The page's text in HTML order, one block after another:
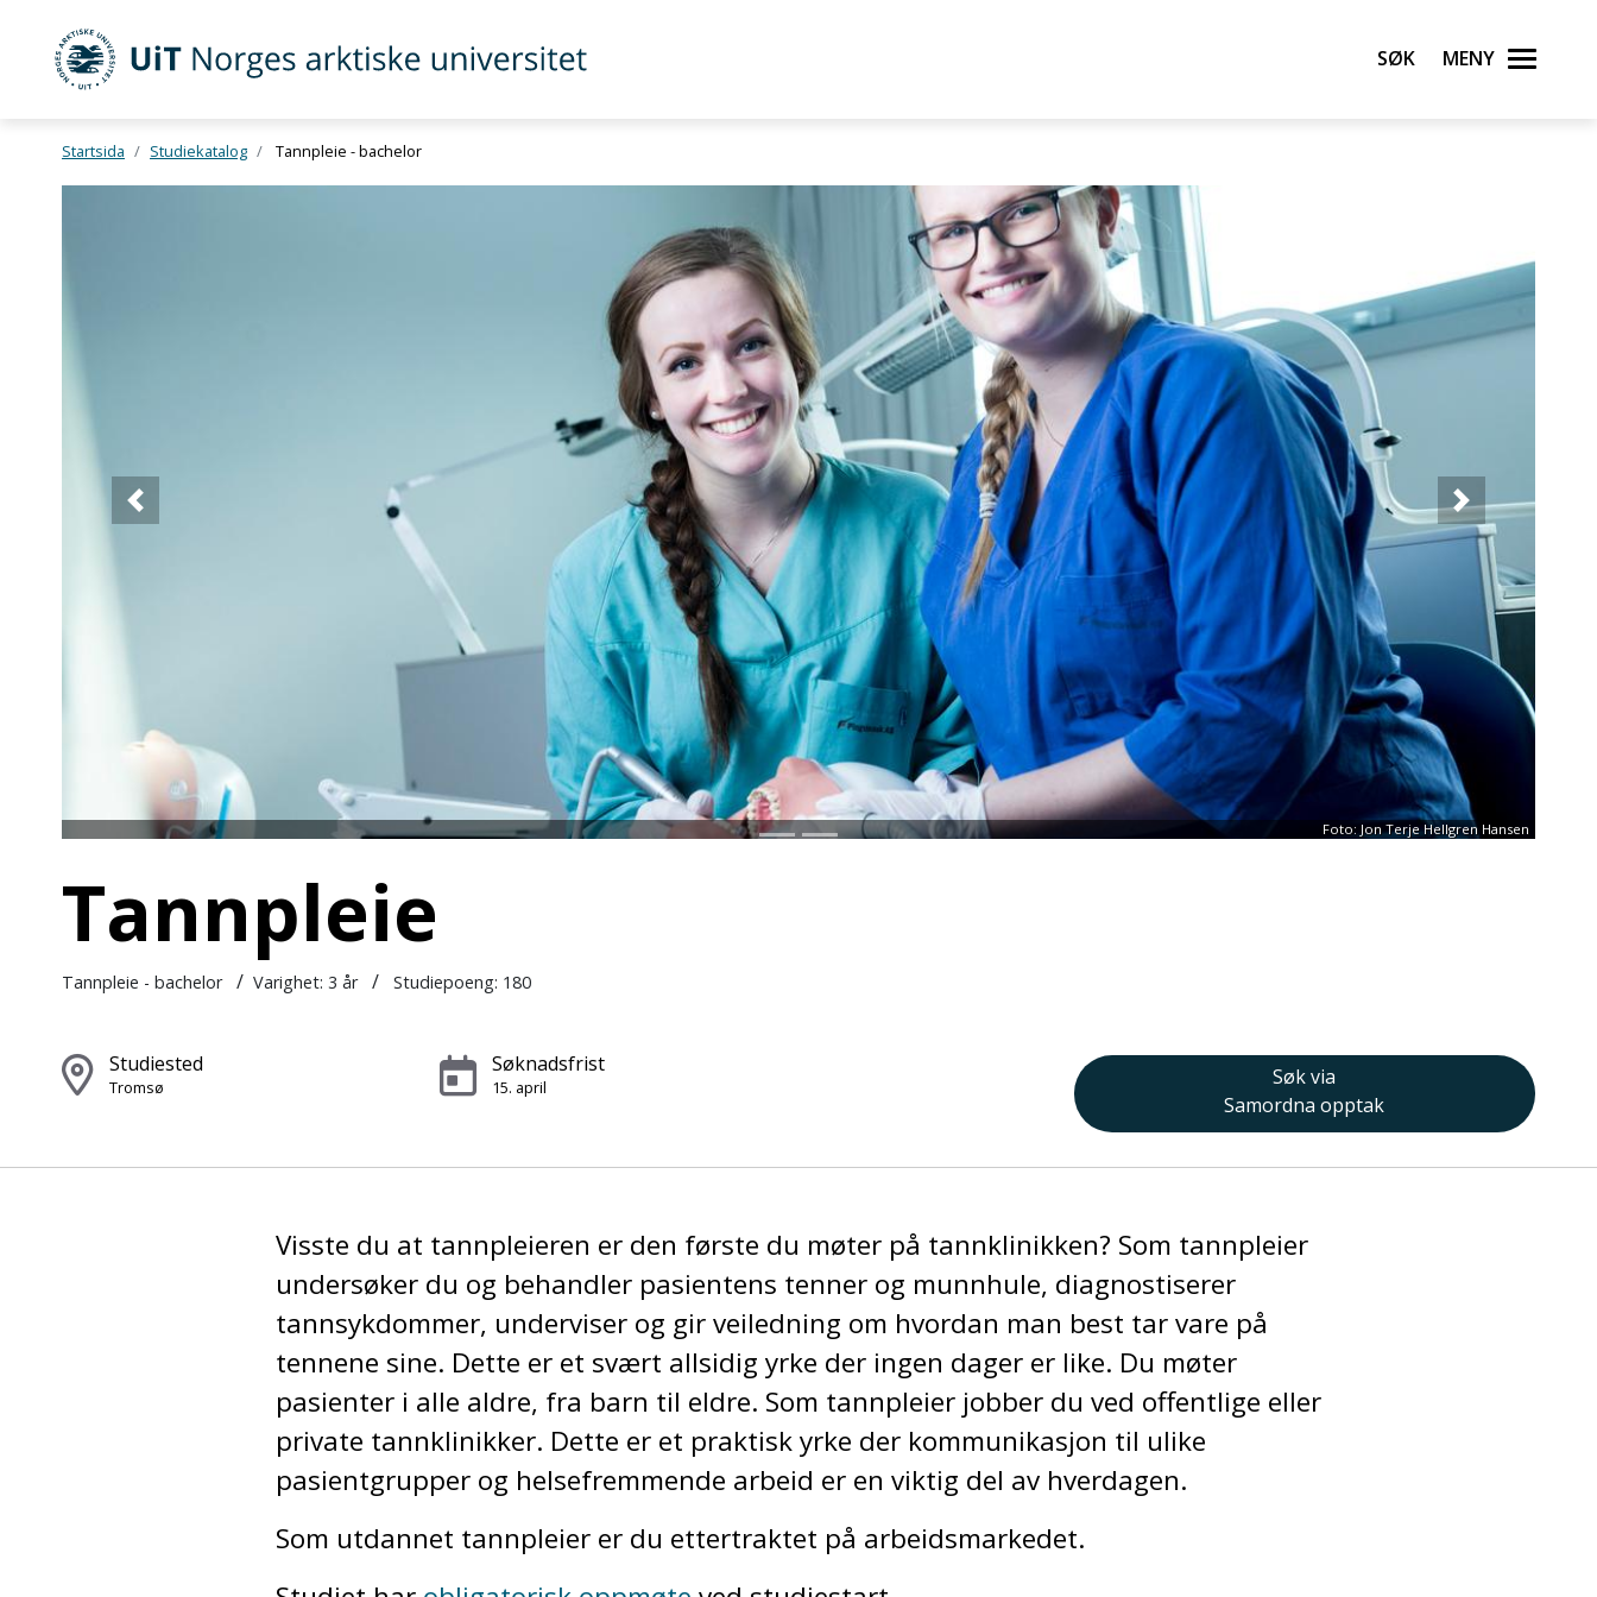
Gå til hovedinnhold
UiT Norges arktiske universitet Søk Meny
Startsida Studiekatalog Tannpleie - bachelor
Foto: Jon Terje Hellgren Hansen
Forrige Neste
Tannpleie
Tannpleie - bachelor / Varighet: 3 år / Studiepoeng: 180
Studiested
Tromsø
Søknadsfrist
15. april
Søk via
Samordna opptak
Visste du at tannpleieren er den første du møter på tannklinikken? Som tannpleier
undersøker du og behandler pasientens tenner og munnhule, diagnostiserer
tannsykdommer, underviser og gir veiledning om hvordan man best tar vare på
tennene sine. Dette er et svært allsidig yrke der ingen dager er like. Du møter
pasienter i alle aldre, fra barn til eldre. Som tannpleier jobber du ved offentlige eller
private tannklinikker. Dette er et praktisk yrke der kommunikasjon til ulike
pasientgrupper og helsefremmende arbeid er en viktig del av hverdagen.
Som utdannet tannpleier er du ettertraktet på arbeidsmarkedet.